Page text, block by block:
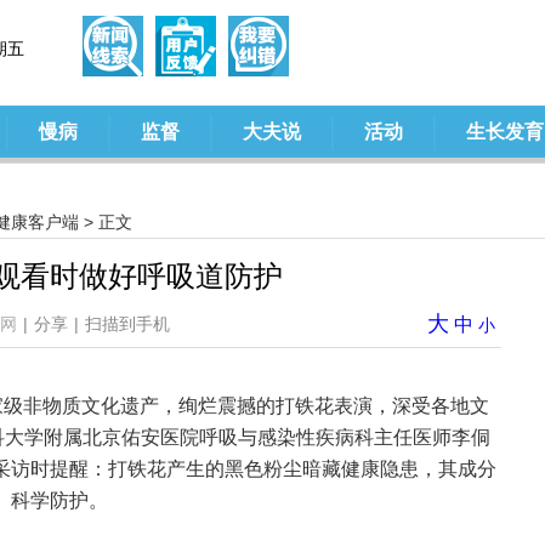
五
慢病 监督 大夫说 活动 生长发育
康客户端 > 正文
看时做好呼吸道防护
| 分享 | 扫描到手机 大 中 小
非物质文化遗产‌，绚烂震撼的打铁花表演，深受各地文
学附属北京佑安医院呼吸与感染性疾病科主任医师李侗
访时提醒：打铁花产生的黑色粉尘暗藏健康隐患，其成分
学防护。